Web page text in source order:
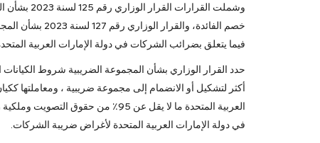
خصم الفائدة،
فيما يتعلق بضرائب الشركات في دولة الإمارات العربية
أكثر لتشكيل أو الانضمام إلى مجموعة ضريبية ، ومعاملتها
العربية المتحدة ما لا يقل عن 95٪
في دولة الإمارات العربية المتحدة لأغراض ضريبة الشركات.